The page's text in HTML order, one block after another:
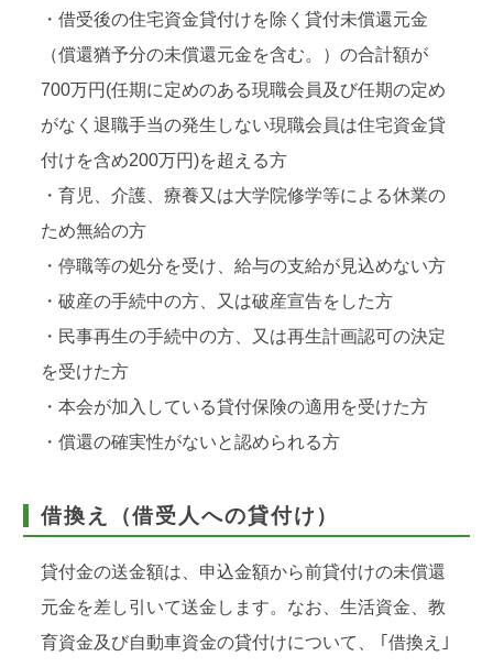
・借受後の住宅資金貸付けを除く貸付未償還元金
（償還猶予分の未償還元金を含む。）の合計額が
700万円(任期に定めのある現職会員及び任期の定め
がなく退職手当の発生しない現職会員は住宅資金貸
付けを含め200万円)を超える方
・育児、介護、療養又は大学院修学等による休業の
ため無給の方
・停職等の処分を受け、給与の支給が見込めない方
・破産の手続中の方、又は破産宣告をした方
・民事再生の手続中の方、又は再生計画認可の決定
を受けた方
・本会が加入している貸付保険の適用を受けた方
・償還の確実性がないと認められる方
借換え（借受人への貸付け）
貸付金の送金額は、申込金額から前貸付けの未償還
元金を差し引いて送金します。なお、生活資金、教
育資金及び自動車資金の貸付けについて、 ｢借換え｣